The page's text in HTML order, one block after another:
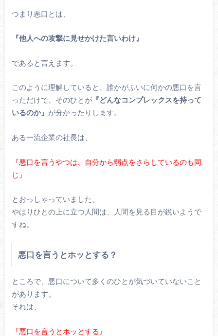
つまり悪口とは、
『他人への攻撃に見せかけた言いわけ』
であると言えます。
このように理解していると、誰かがふいに何かの悪口を言
っただけで、そのひとが『どんなコンプレックスを持って
いるのか』 が分かったりします。
ある一流企業の社長は、
『悪口を言うやつは、自分から弱点をさらしているのも同
じ』
とおっしゃっていました。
やはりひとの上に立つ人間は、人間を見る目が鋭いようで
すね。
悪口を言うとホッとする？
ところで、悪口について多くのひとが気づいていないこと
があります。
それは、
『悪口を言うとホッとする』